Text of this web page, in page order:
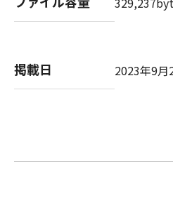
本契約書中で定義される
意味し、指し示すものとし
10．分離可能性
本契約書のいずれかの条項
律により無効であると決定
掲載日 2023年9月